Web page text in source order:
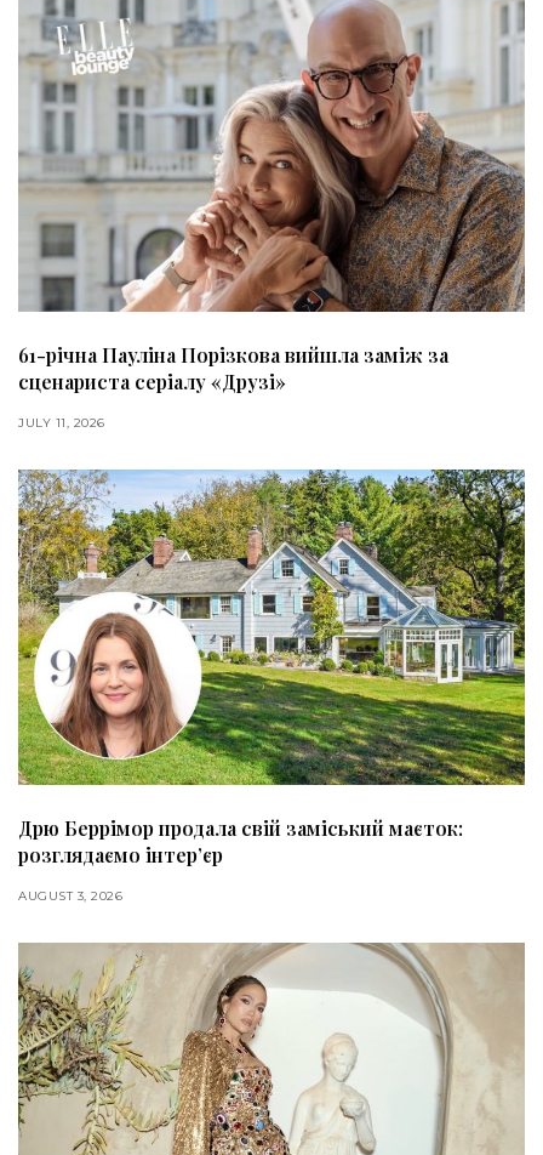
61-річна Пауліна Порізкова вийшла заміж за
сценариста серіалу «Друзі»
JULY 11, 2026
Дрю Беррімор продала свій заміський маєток:
розглядаємо інтер’єр
AUGUST 3, 2026